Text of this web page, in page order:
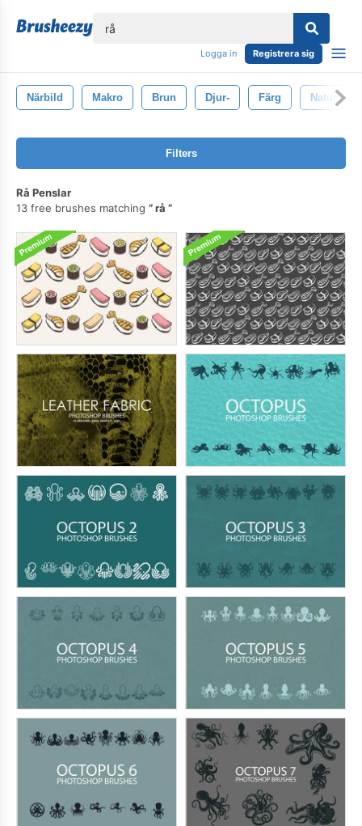
Logga in Registrera sig
Närbild Makro Brun Djur- Färg Naturlig
Filters
Rå Penslar
13 free brushes matching
rå